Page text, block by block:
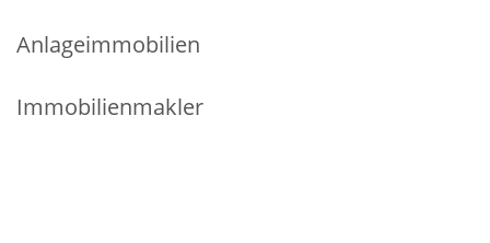
Anlageimmobilien
Immobilienmakler